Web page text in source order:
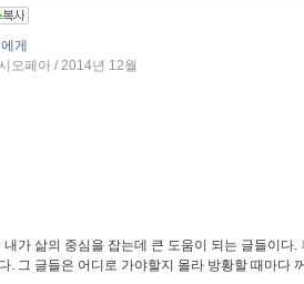
게
오페아 / 2014년 12월
가 삶의 중심을 잡는데 큰 도움이 되는 글들이다
. 그 글들은 어디로 가야할지 몰라 방황할 때마다